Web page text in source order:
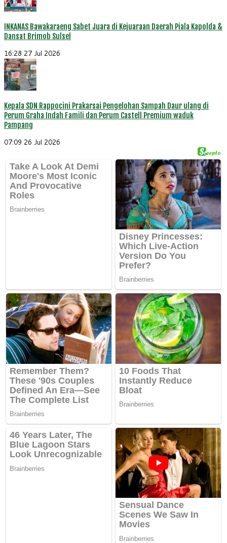
INKANAS Bawakaraeng Sabet Juara di Kejuaraan Daerah Piala Kapolda &
Dansat Brimob Sulsel
16:28 27 Jul 2026
Kepala SDN Rappocini Prakarsai Pengelohan Sampah Daur ulang di
Perum Graha Indah Famili dan Perum Castell Premium waduk
Pampang
07:09 26 Jul 2026